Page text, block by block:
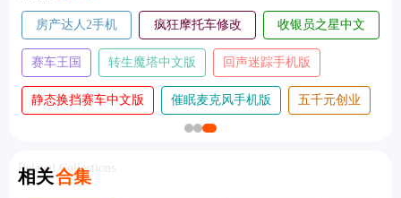
房产达人2手机
版
疯狂摩托车修改
版
收银员之星中文
版
赛车王国
转生魔塔中文版 回声迷踪手机版
静态换挡赛车中文版 催眠麦克风手机版 五千元创业
相关合集
Related Collections